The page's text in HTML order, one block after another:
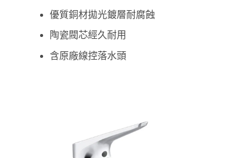
優質銅材拋光鍍層耐腐蝕
陶瓷閥芯經久耐用
含原廠線控落水頭